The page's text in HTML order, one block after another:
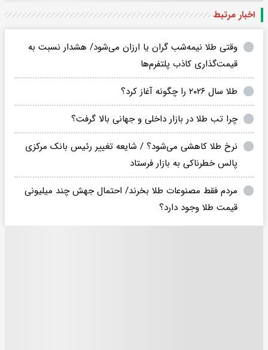
اخبار مرتبط
وقتی طلا نیمه‌شب گران یا ارزان می‌شود/ هشدار نسبت به
قیمت‌گذاری کاذب پلتفرم‌ها
طلا سال ۲۰۲۶ را چگونه آغاز کرد؟
چرا تب طلا در بازار داخلی و جهانی بالا گرفت؟
نرخ طلا کاهشی می‌شود؟ / شایعه تغییر رئیس بانک مرکزی
پالس خطرناکی به بازار فرستاد
مردم فقط مصنوعات طلا بخرند/ احتمال جهش چند میلیونی
قیمت طلا وجود دارد؟